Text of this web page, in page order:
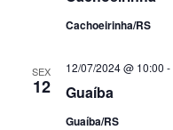
Cachoeirinha/RS
SEX
12 Guaíba
12/07/2024 @ 10:00 -
Guaíba/RS